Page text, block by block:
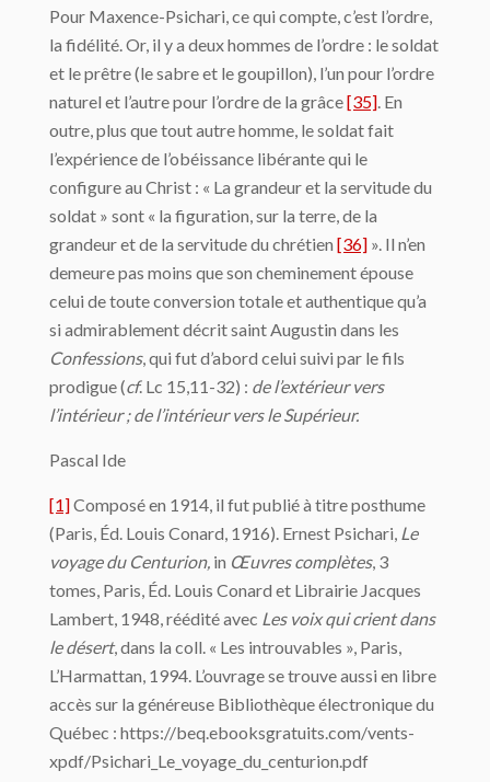
Pour Maxence-Psichari, ce qui compte, c’est l’ordre,
la fidélité. Or, il y a deux hommes de l’ordre : le soldat
et le prêtre (le sabre et le goupillon), l’un pour l’ordre
naturel et l’autre pour l’ordre de la grâce[35]. En
outre, plus que tout autre homme, le soldat fait
l’expérience de l’obéissance libérante qui le
configure au Christ : « La grandeur et la servitude du
soldat » sont « la figuration, sur la terre, de la
grandeur et de la servitude du chrétien [36] ». Il n’en
demeure pas moins que son cheminement épouse
celui de toute conversion totale et authentique qu’a
si admirablement décrit saint Augustin dans les
Confessions, qui fut d’abord celui suivi par le fils
prodigue (cf. Lc 15,11-32) : de l’extérieur vers
l’intérieur ; de l’intérieur vers le Supérieur.
Pascal Ide
[1]Composé en 1914, il fut publié à titre posthume
(Paris, Éd. Louis Conard, 1916). Ernest Psichari, Le
voyage du Centurion, in Œuvres complètes, 3
tomes, Paris, Éd. Louis Conard et Librairie Jacques
Lambert, 1948, réédité avec Les voix qui crient dans
le désert, dans la coll. « Les introuvables », Paris,
L’Harmattan, 1994. L’ouvrage se trouve aussi en libre
accès sur la généreuse Bibliothèque électronique du
Québec : https://beq.ebooksgratuits.com/vents-
xpdf/Psichari_Le_voyage_du_centurion.pdf